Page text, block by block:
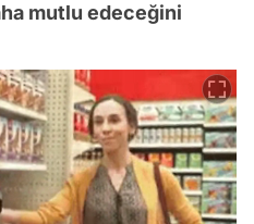
mutlu edeceğini